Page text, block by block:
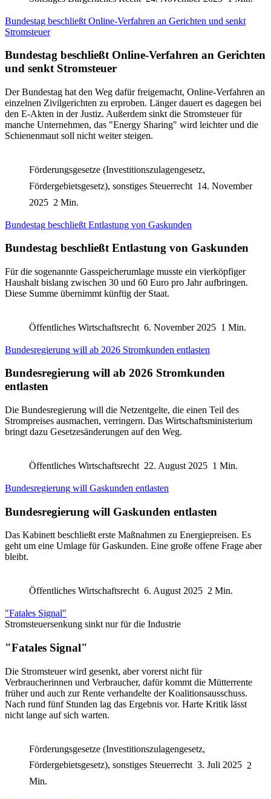
Bundestag beschließt Online-Verfahren an Gerichten und senkt
Stromsteuer
Bundestag beschließt Online-Verfahren an Gerichten
und senkt Stromsteuer
Der Bundestag hat den Weg dafür freigemacht, Online-Verfahren an
einzelnen Zivilgerichten zu erproben. Länger dauert es dagegen bei
den E-Akten in der Justiz. Außerdem sinkt die Stromsteuer für
manche Unternehmen, das "Energy Sharing" wird leichter und die
Schienenmaut soll nicht weiter steigen.
Förderungsgesetze (Investitionszulagengesetz,
Fördergebietsgesetz), sonstiges Steuerrecht 14. November
2025 2 Min.
Bundestag beschließt Entlastung von Gaskunden
Bundestag beschließt Entlastung von Gaskunden
Für die sogenannte Gasspeicherumlage musste ein vierköpfiger
Haushalt bislang zwischen 30 und 60 Euro pro Jahr aufbringen.
Diese Summe übernimmt künftig der Staat.
Öffentliches Wirtschaftsrecht 6. November 2025 1 Min.
Bundesregierung will ab 2026 Stromkunden entlasten
Bundesregierung will ab 2026 Stromkunden
entlasten
Die Bundesregierung will die Netzentgelte, die einen Teil des
Strompreises ausmachen, verringern. Das Wirtschaftsministerium
bringt dazu Gesetzesänderungen auf den Weg.
Öffentliches Wirtschaftsrecht 22. August 2025 1 Min.
Bundesregierung will Gaskunden entlasten
Bundesregierung will Gaskunden entlasten
Das Kabinett beschließt erste Maßnahmen zu Energiepreisen. Es
geht um eine Umlage für Gaskunden. Eine große offene Frage aber
bleibt.
Öffentliches Wirtschaftsrecht 6. August 2025 2 Min.
"Fatales Signal"
Stromsteuersenkung sinkt nur für die Industrie
"Fatales Signal"
Die Stromsteuer wird gesenkt, aber vorerst nicht für
Verbraucherinnen und Verbraucher, dafür kommt die Mütterrente
früher und auch zur Rente verhandelte der Koalitionsausschuss.
Nach rund fünf Stunden lag das Ergebnis vor. Harte Kritik lässt
nicht lange auf sich warten.
Förderungsgesetze (Investitionszulagengesetz,
Fördergebietsgesetz), sonstiges Steuerrecht 3. Juli 2025 2
Min.